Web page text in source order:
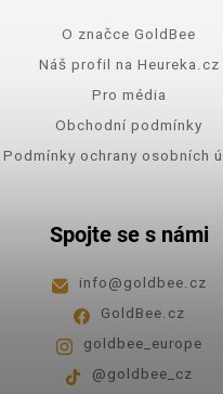
O značce GoldBee
Náš profil na Heureka.cz
Pro média
Obchodní podmínky
Podmínky ochrany osobních
Spojte se s námi
info@goldbee.cz
GoldBee.cz
goldbee_europe
@goldbee_cz